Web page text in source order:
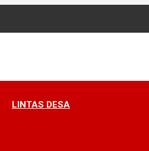
LINTAS DESA